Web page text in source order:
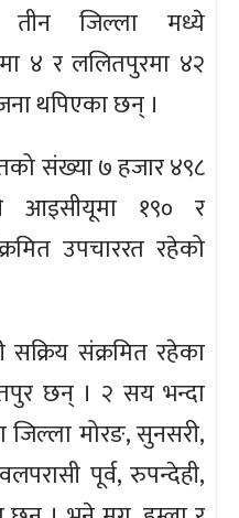
तीन जिल्ला मध्ये
४ र ललितपुरमा ४२
थपिएका छन् ।
संख्या ७ हजार ४९८
आइसीयूमा १९० र
उपचाररत रहेको
संक्रमित रहेका
छन् । २ सय भन्दा
जिल्ला मोरङ, सुनसरी,
पूर्व, रुपन्देही,